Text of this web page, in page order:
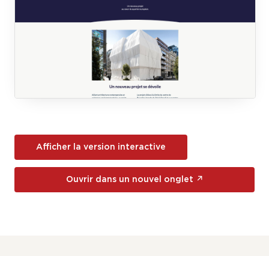
Afficher la version interactive
Ouvrir dans un nouvel onglet ↗